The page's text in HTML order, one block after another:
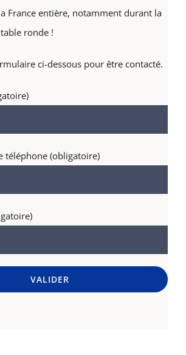
France entière, notamment durant la
ronde !
ci-dessous pour être contacté.
téléphone (obligatoire)